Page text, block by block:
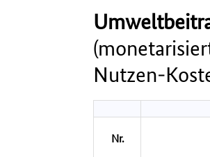
Nutzen-
Nr.